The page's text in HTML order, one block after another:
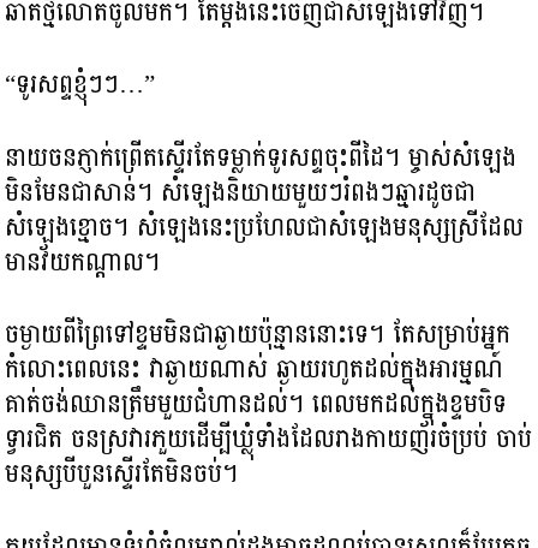
ឆាតថ្មីលោតចូលមក។ តែម្តងនេះចេញជាសំឡេងទៅវិញ។
“ទូរសព្ទខ្ញុំៗៗ…”
នាយចនភ្ញាក់ព្រើតស្ទើរតែទម្លាក់ទូរសព្ទចុះពីដៃ។ ម្ចាស់សំឡេង
មិនមែនជាសាន់។ សំឡេងនិយាយមួយៗរំពងៗឆ្មារដូចជា
សំឡេងខ្មោច។ សំឡេងនេះប្រហែលជាសំឡេងមនុស្សស្រីដែល
មានវ័យកណ្តាល។
ចម្ងាយពីព្រៃទៅខ្ទមមិនជាឆ្ងាយប៉ុន្មាននោះទេ។ តែសម្រាប់អ្នក
កំលោះពេលនេះ វាឆ្ងាយណាស់ ឆ្ងាយរហូតដល់ក្នុងអារម្មណ៍
គាត់ចង់ឈានត្រឹមមួយជំហានដល់។ ពេលមកដល់ក្នុងខ្ទមបិទ
ទ្វារជិត ចនស្រវារភួយដើម្បីឃ្លុំទាំងដែលរាងកាយញ័រចំប្រប់ ចាប់
មនុស្សបីបួនស្ទើរតែមិនចប់។